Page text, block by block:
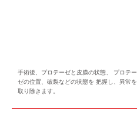
手術後、プロテーゼと皮膜の状態、 プロテー
ゼの位置、破裂などの状態を 把握し、異常を
取り除きます。